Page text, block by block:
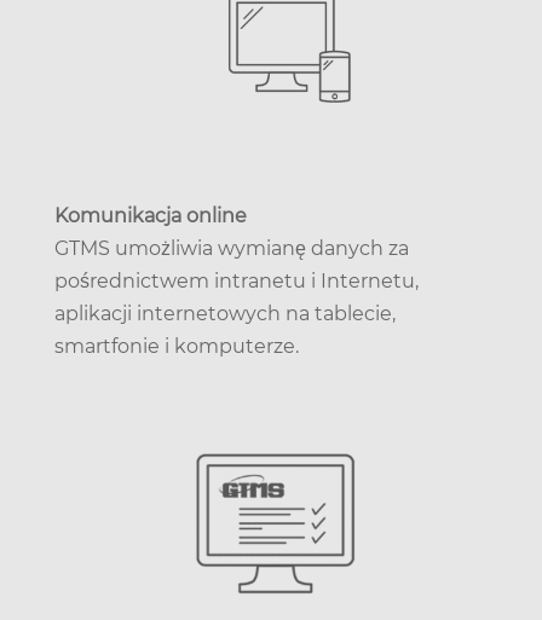
Komunikacja online
GTMS umożliwia wymianę danych za
pośrednictwem intranetu i Internetu,
aplikacji internetowych na tablecie,
smartfonie i komputerze.